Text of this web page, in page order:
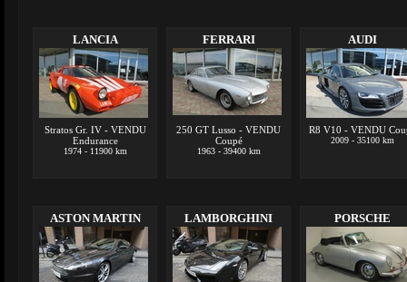
LANCIA
Stratos Gr. IV - VENDU
Endurance
1974 - 11900 km
FERRARI
250 GT Lusso - VENDU
Coupé
1963 - 39400 km
AUDI
R8 V10 - VENDU
2009 - 35100 km
ASTON MARTIN LAMBORGHINI PORSCHE